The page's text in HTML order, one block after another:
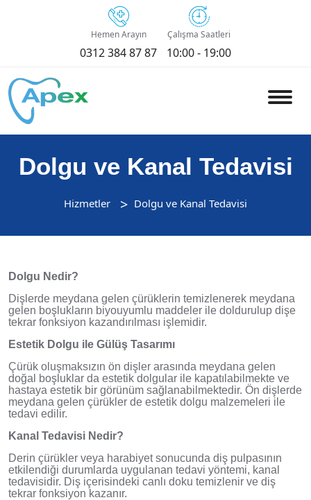
Hemen Arayın
0312 384 87 87
Çalışma Saatleri
10:00 - 19:00
Dolgu ve Kanal Tedavisi
Hizmetler Dolgu ve Kanal Tedavisi
Dolgu Nedir?
Dişlerde meydana gelen çürüklerin temizlenerek meydana
gelen boşlukların biyouyumlu maddeler ile doldurulup dişe
tekrar fonksiyon kazandırılması işlemidir.
Estetik Dolgu ile Gülüş Tasarımı
Çürük oluşmaksızın ön dişler arasında meydana gelen
doğal boşluklar da estetik dolgular ile kapatılabilmekte ve
hastaya estetik bir görünüm sağlanabilmektedir. Ön dişlerde
meydana gelen çürükler de estetik dolgu malzemeleri ile
tedavi edilir.
Kanal Tedavisi Nedir?
Derin çürükler veya harabiyet sonucunda diş pulpasının
etkilendiği durumlarda uygulanan tedavi yöntemi, kanal
tedavisidir. Diş içerisindeki canlı doku temizlenir ve diş
tekrar fonksiyon kazanır.